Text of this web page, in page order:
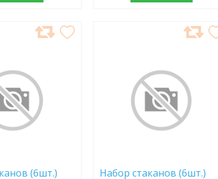
(6шт.)
Набор стаканов (6шт.)